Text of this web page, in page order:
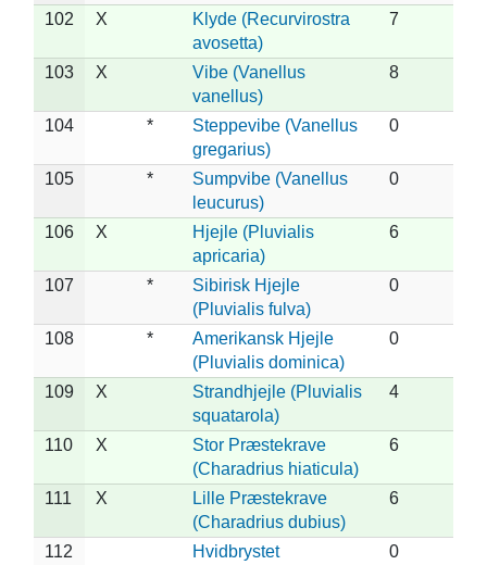
102 X
Klyde (Recurvirostra
avosetta)
7
103 X
Vibe (Vanellus
vanellus)
8
104 *
Steppevibe (Vanellus
gregarius)
0
105 *
Sumpvibe (Vanellus
leucurus)
0
106 X
Hjejle (Pluvialis
apricaria)
6
107 *
Sibirisk Hjejle
(Pluvialis fulva)
0
108 *
Amerikansk Hjejle
(Pluvialis dominica)
0
109 X
Strandhjejle (Pluvialis
squatarola)
4
110 X
Stor Præstekrave
(Charadrius hiaticula)
6
111 X
Lille Præstekrave
(Charadrius dubius)
6
112
Hvidbrystet
0